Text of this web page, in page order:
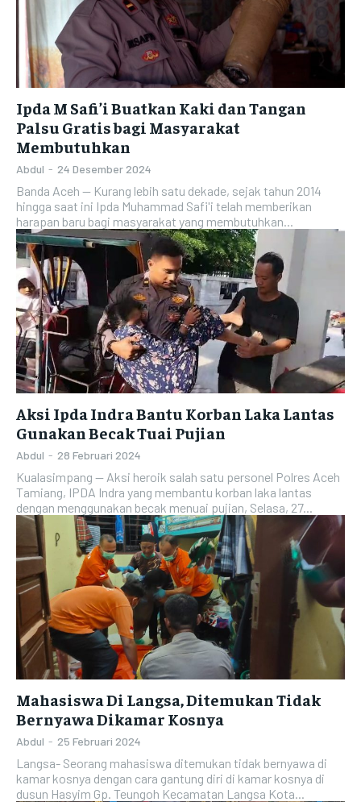
Ipda M Safi’i Buatkan Kaki dan Tangan
Palsu Gratis bagi Masyarakat
Membutuhkan
Abdul - 24 Desember 2024
Banda Aceh — Kurang lebih satu dekade, sejak tahun 2014
hingga saat ini Ipda Muhammad Safi'i telah memberikan
harapan baru bagi masyarakat yang membutuhkan...
Aksi Ipda Indra Bantu Korban Laka Lantas
Gunakan Becak Tuai Pujian
Abdul - 28 Februari 2024
Kualasimpang — Aksi heroik salah satu personel Polres Aceh
Tamiang, IPDA Indra yang membantu korban laka lantas
dengan menggunakan becak menuai pujian, Selasa, 27...
Mahasiswa Di Langsa, Ditemukan Tidak
Bernyawa Dikamar Kosnya
Abdul - 25 Februari 2024
Langsa- Seorang mahasiswa ditemukan tidak bernyawa di
kamar kosnya dengan cara gantung diri di kamar kosnya di
dusun Hasyim Gp. Teungoh Kecamatan Langsa Kota...